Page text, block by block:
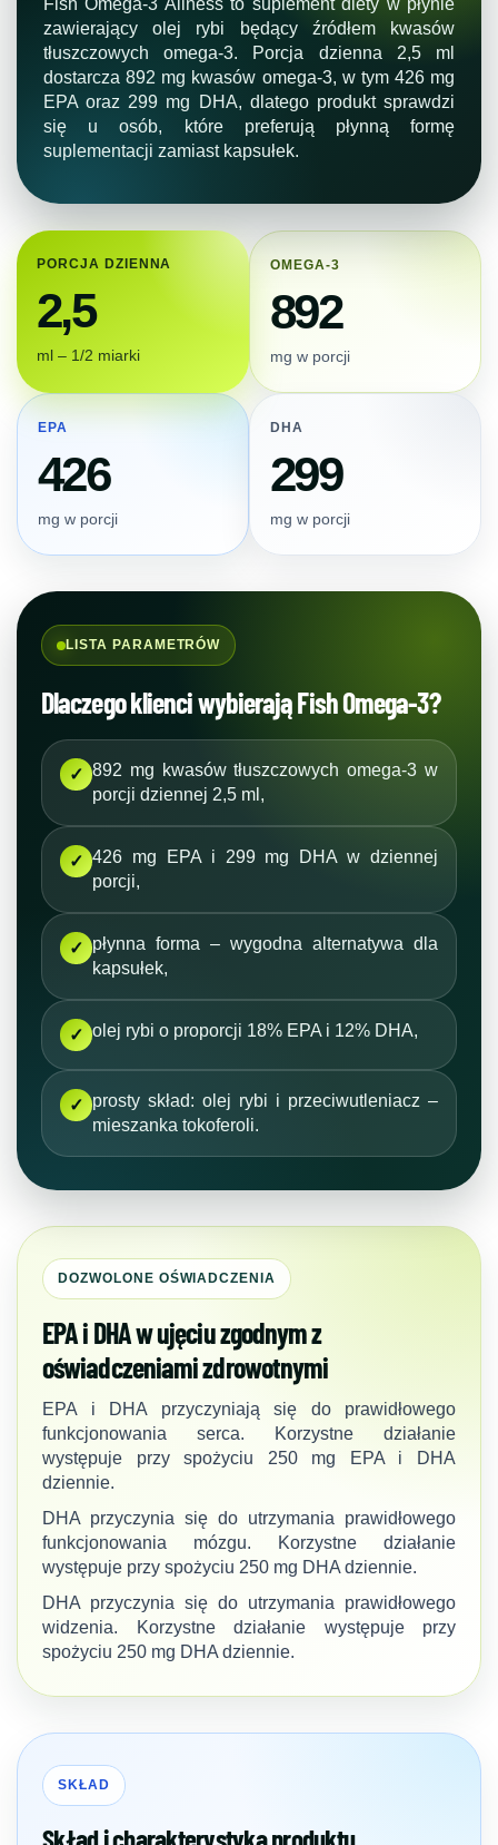
Fish Omega-3 Aliness to suplement diety w płynie
zawierający olej rybi będący źródłem kwasów
tłuszczowych omega-3. Porcja dzienna 2,5 ml
dostarcza 892 mg kwasów omega-3, w tym 426 mg
EPA oraz 299 mg DHA, dlatego produkt sprawdzi
się u osób, które preferują płynną formę
suplementacji zamiast kapsułek.
PORCJA DZIENNA
2,5
ml – 1/2 miarki
OMEGA-3
892
mg w porcji
EPA
426
mg w porcji
DHA
299
mg w porcji
LISTA PARAMETRÓW
Dlaczego klienci wybierają Fish Omega-3?
✓ 892 mg kwasów tłuszczowych omega-3 w
porcji dziennej 2,5 ml,
✓ 426 mg EPA i 299 mg DHA w dziennej
porcji,
✓ płynna forma – wygodna alternatywa dla
kapsułek,
✓ olej rybi o proporcji 18% EPA i 12% DHA,
✓ prosty skład: olej rybi i przeciwutleniacz –
mieszanka tokoferoli.
DOZWOLONE OŚWIADCZENIA
EPA i DHA w ujęciu zgodnym z
oświadczeniami zdrowotnymi
EPA i DHA przyczyniają się do prawidłowego
funkcjonowania serca. Korzystne działanie
występuje przy spożyciu 250 mg EPA i DHA
dziennie.
DHA przyczynia się do utrzymania prawidłowego
funkcjonowania mózgu. Korzystne działanie
występuje przy spożyciu 250 mg DHA dziennie.
DHA przyczynia się do utrzymania prawidłowego
widzenia. Korzystne działanie występuje przy
spożyciu 250 mg DHA dziennie.
SKŁAD
Skład i charakterystyka produktu